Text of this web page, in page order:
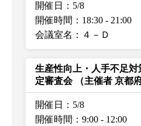
開催日：5/8
開催時間：18:30 - 21:00
会議室名：４－Ｄ
生産性向上・人手不足
定審査会
（主催者 京都
開催日：5/8
開催時間：9:00 - 12:00